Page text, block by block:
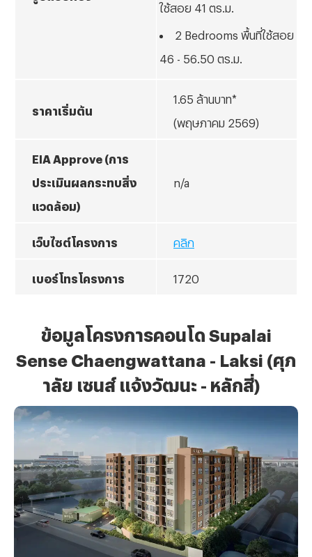
ใช้สอย 41 ตร.ม.
2 Bedrooms พื้นที่ใช้สอย
46 - 56.50 ตร.ม.
ราคาเริ่มต้น
1.65 ล้านบาท*
(พฤษภาคม 2569)
EIA Approve (การ
ประเมินผลกระทบสิ่ง
แวดล้อม)
n/a
เว็บไซต์โครงการ คลิก
เบอร์โทรโครงการ 1720
ข้อมูลโครงการคอนโด Supalai
Sense Chaengwattana - Laksi (ศุภ
าลัย เซนส์ แจ้งวัฒนะ - หลักสี่)